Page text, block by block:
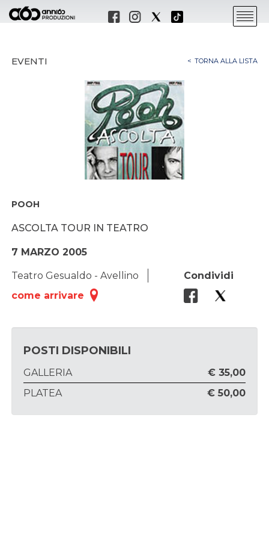
EVENTI TORNA ALLA LISTA
POOH
ASCOLTA TOUR IN TEATRO
7 MARZO 2005
Teatro Gesualdo - Avellino
come arrivare
Condividi
POSTI DISPONIBILI
GALLERIA
€ 35,00
PLATEA
€ 50,00